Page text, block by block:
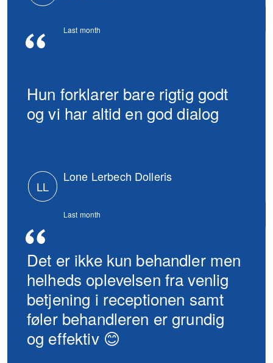
Last month
Hun forklarer bare rigtig godt
og vi har altid en god dialog
LL
Lone Lerbech Dolleris
Last month
Det er ikke kun behandler men
helheds oplevelsen fra venlig
betjening i receptionen samt
føler behandleren er grundig
og effektiv 😊